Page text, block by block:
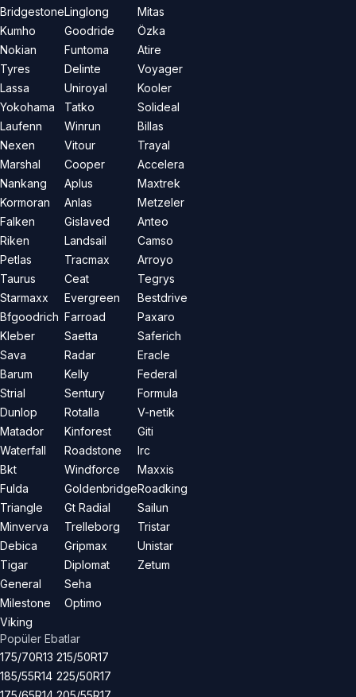
Bridgestone
Kumho
Nokian
Tyres
Lassa
Yokohama
Laufenn
Nexen
Marshal
Nankang
Kormoran
Falken
Riken
Petlas
Taurus
Starmaxx
Bfgoodrich
Kleber
Sava
Barum
Strial
Dunlop
Matador
Waterfall
Bkt
Fulda
Triangle
Minverva
Debica
Tigar
General
Milestone
Viking
Linglong
Goodride
Funtoma
Delinte
Uniroyal
Tatko
Winrun
Vitour
Cooper
Aplus
Anlas
Gislaved
Landsail
Tracmax
Ceat
Evergreen
Farroad
Saetta
Radar
Kelly
Sentury
Rotalla
Kinforest
Roadstone
Windforce
Goldenbridge
Gt Radial
Trelleborg
Gripmax
Diplomat
Seha
Optimo
Mitas
Özka
Atire
Voyager
Kooler
Solideal
Billas
Trayal
Accelera
Maxtrek
Metzeler
Anteo
Camso
Arroyo
Tegrys
Bestdrive
Paxaro
Saferich
Eracle
Federal
Formula
V-netik
Giti
Irc
Maxxis
Roadking
Sailun
Tristar
Unistar
Zetum
Popüler Ebatlar
175/70R13
185/55R14
215/50R17
225/50R17